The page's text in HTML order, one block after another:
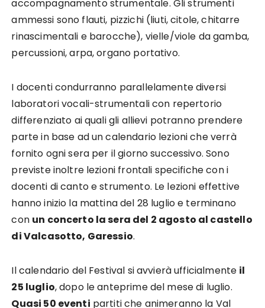
accompagnamento strumentale. Gli strumenti
ammessi sono flauti, pizzichi (liuti, citole, chitarre
rinascimentali e barocche), vielle/viole da gamba,
percussioni, arpa, organo portativo.
I docenti condurranno parallelamente diversi
laboratori vocali-strumentali con repertorio
differenziato ai quali gli allievi potranno prendere
parte in base ad un calendario lezioni che verrà
fornito ogni sera per il giorno successivo. Sono
previste inoltre lezioni frontali specifiche con i
docenti di canto e strumento. Le lezioni effettive
hanno inizio la mattina del 28 luglio e terminano
con un concerto la sera del 2 agosto al castello
di Valcasotto, Garessio.
Il calendario del Festival si avvierà ufficialmente il
25 luglio, dopo le anteprime del mese di luglio.
Quasi 50 eventi partiti che animeranno la Val